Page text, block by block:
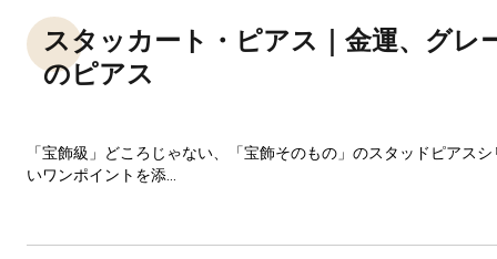
スタッカート・ピアス｜金運、グレ
のピアス
「宝飾級」どころじゃない、「宝飾そのもの」のスタッドピアス
いワンポイントを添...